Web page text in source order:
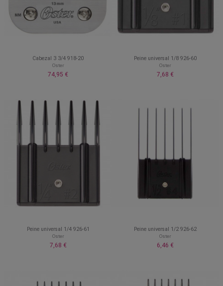
Cabezal 3 3/4 918-20
Oster
74,95 €
Peine universal 1/8 926-60
Oster
7,68 €
Peine universal 1/4 926-61
Oster
7,68 €
Peine universal 1/2 926-62
Oster
6,46 €